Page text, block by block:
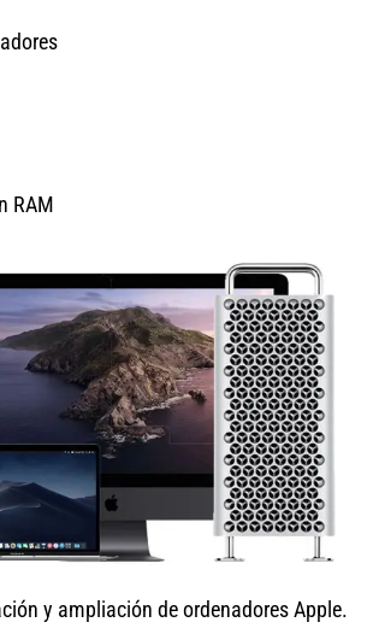
RAM
y ampliación de ordenadores Apple.